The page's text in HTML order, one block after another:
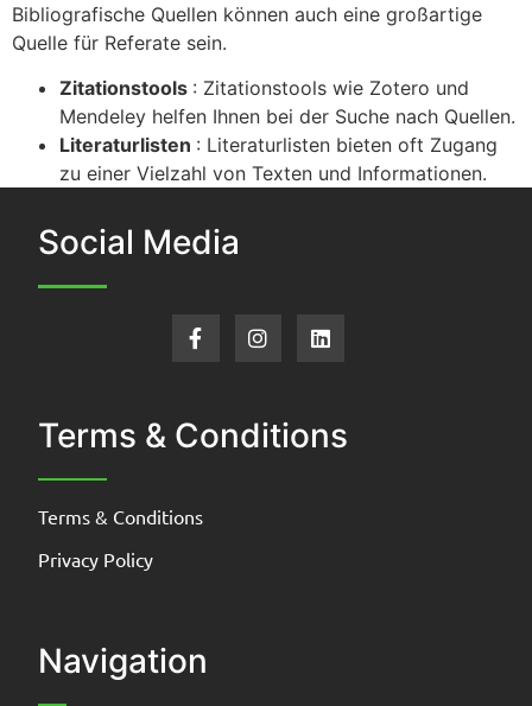
Bibliografische Quellen können auch eine großartige
Quelle für Referate sein.
Zitationstools : Zitationstools wie Zotero und
Mendeley helfen Ihnen bei der Suche nach Quellen.
Literaturlisten : Literaturlisten bieten oft Zugang
zu einer Vielzahl von Texten und Informationen.
Social Media
Terms & Conditions
Terms & Conditions
Privacy Policy
Navigation